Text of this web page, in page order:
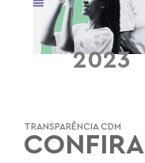
2023
TRANSPARÊNCIA CDM